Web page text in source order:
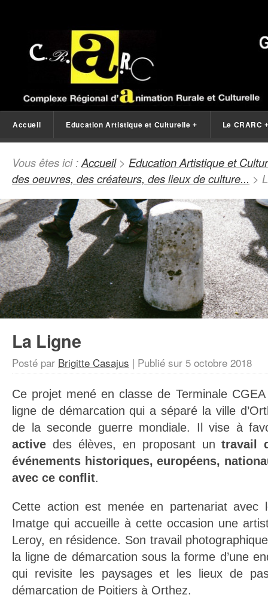
Accueil Education Artistique et Culturelle + Le CRARC
Vous êtes ici :Accueil> Education Artistique et
des oeuvres, des créateurs, des lieux de culture... >
La Ligne
Posté par Brigitte Casajus | Publié sur 5 octobre 2018
Ce projet mené en classe de Terminale
ligne de démarcation qui a séparé la ville
de la seconde guerre mondiale. Il vise à
active des élèves, en proposant untravail
événements historiques, européens,
avec ce conflit.
Cette action est menée en partenariat avec
Imatge qui accueille à cette occasion une
Leroy, en résidence. Son travail
la ligne de démarcation sous la forme d’une
qui revisite les paysages et les lieux de
démarcation de Poitiers à Orthez.